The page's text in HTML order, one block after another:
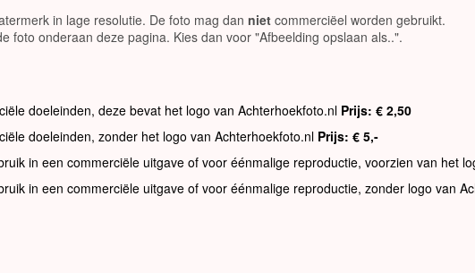
in lage resolutie. De foto mag dan niet commerciëel worden gebruikt.
foto onderaan deze pagina. Kies dan voor "Afbeelding opslaan als..".
doeleinden, deze bevat het logo van Achterhoekfoto.nl Prijs: € 2,50
doeleinden, zonder het logo van Achterhoekfoto.nl Prijs: € 5,-
in een commerciële uitgave of voor éénmalige reproductie, voorzien van het
in een commerciële uitgave of voor éénmalige reproductie, zonder logo van